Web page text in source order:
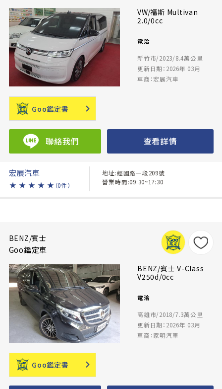
VW/福斯 Multivan
2.0/0cc
電洽
新竹市/2023/8.4萬公里
更新日期：2026年 03月
車商：宏展汽車
Goo鑑定書
聯絡我們 查看詳情
宏展汽車
★ ★ ★ ★ ★ （0件）
地址:經國路一段209號
營業時間:09:30~17:30
BENZ/賓士
Goo鑑定車
BENZ/賓士 V-Class
V250d/0cc
電洽
高雄市/2018/7.3萬公里
更新日期：2026年 03月
車商：家明汽車
Goo鑑定書